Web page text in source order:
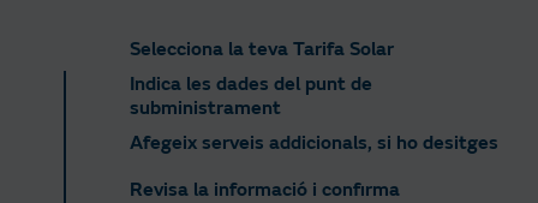
Selecciona la teva Tarifa Solar
Indica les dades del punt de
subministrament
Afegeix serveis addicionals, si ho desitges
Revisa la informació i confirma